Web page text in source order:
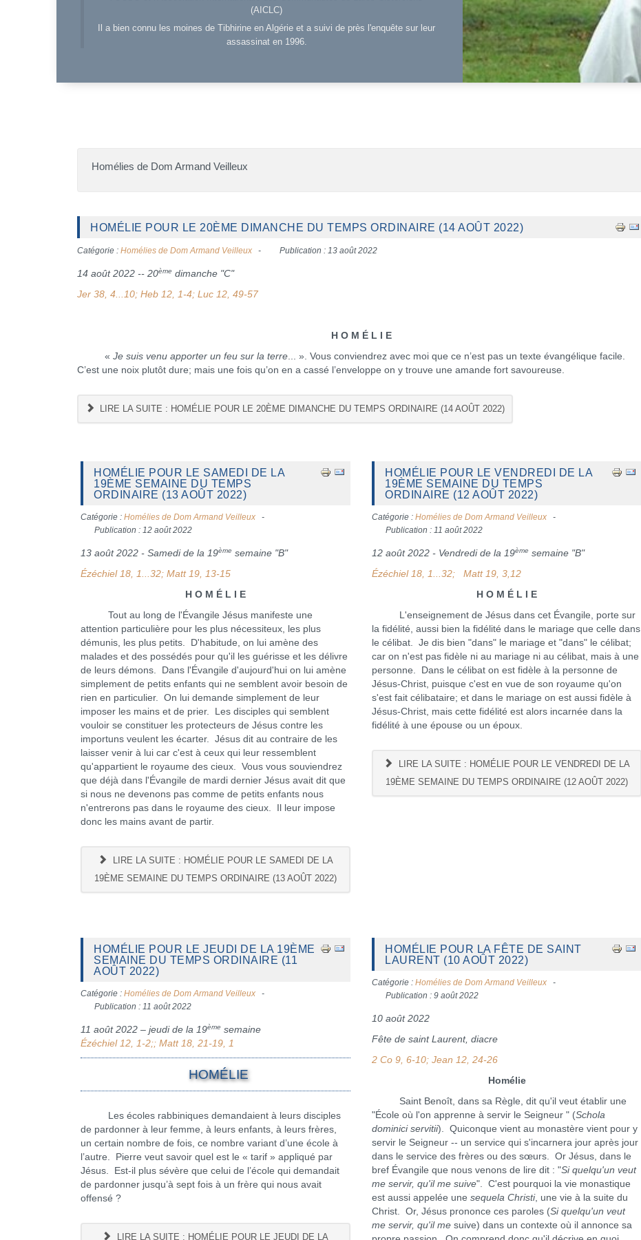
(AICLC)
Il a bien connu les moines de Tibhirine en Algérie et a suivi de près l'enquête sur leur
assassinat en 1996.
Homélies de Dom Armand Veilleux
HOMÉLIE POUR LE 20ÈME DIMANCHE DU TEMPS ORDINAIRE (14 AOÛT 2022)
Catégorie : Homélies de Dom Armand Veilleux Publication : 13 août 2022
14 août 2022 -- 20ème dimanche "C"
Jer 38, 4...10; Heb 12, 1-4; Luc 12, 49-57
H O M É L I E
« Je suis venu apporter un feu sur la terre... ». Vous conviendrez avec moi que ce n’est pas un texte évangélique facile.
C’est une noix plutôt dure; mais une fois qu’on en a cassé l’enveloppe on y trouve une amande fort savoureuse.
LIRE LA SUITE : HOMÉLIE POUR LE 20ÈME DIMANCHE DU TEMPS ORDINAIRE (14 AOÛT 2022)
HOMÉLIE POUR LE SAMEDI DE LA
19ÈME SEMAINE DU TEMPS
ORDINAIRE (13 AOÛT 2022)
Catégorie : Homélies de Dom Armand Veilleux
Publication : 12 août 2022
13 août 2022 - Samedi de la 19ème semaine "B"
Ézéchiel 18, 1...32; Matt 19, 13-15
H O M É L I E
Tout au long de l'Évangile Jésus manifeste une
attention particulière pour les plus nécessiteux, les plus
démunis, les plus petits. D'habitude, on lui amène des
malades et des possédés pour qu'il les guérisse et les délivre
de leurs démons. Dans l'Évangile d'aujourd'hui on lui amène
simplement de petits enfants qui ne semblent avoir besoin de
rien en particulier. On lui demande simplement de leur
imposer les mains et de prier. Les disciples qui semblent
vouloir se constituer les protecteurs de Jésus contre les
importuns veulent les écarter. Jésus dit au contraire de les
laisser venir à lui car c'est à ceux qui leur ressemblent
qu'appartient le royaume des cieux. Vous vous souviendrez
que déjà dans l'Évangile de mardi dernier Jésus avait dit que
si nous ne devenons pas comme de petits enfants nous
n'entrerons pas dans le royaume des cieux. Il leur impose
donc les mains avant de partir.
LIRE LA SUITE : HOMÉLIE POUR LE SAMEDI DE LA
19ÈME SEMAINE DU TEMPS ORDINAIRE (13 AOÛT 2022)
HOMÉLIE POUR LE VENDREDI DE LA
19ÈME SEMAINE DU TEMPS
ORDINAIRE (12 AOÛT 2022)
Catégorie :Homélies de Dom Armand Veilleux
Publication : 11 août 2022
12 août 2022 - Vendredi de la 19ème semaine "B"
Ézéchiel 18, 1...32; Matt 19, 3,12
H O M É L I E
L'enseignement de Jésus dans cet Évangile, porte sur
la fidélité, aussi bien la fidélité dans le mariage que celle dans
le célibat. Je dis bien "dans" le mariage et "dans" le célibat;
car on n'est pas fidèle ni au mariage ni au célibat, mais à une
personne. Dans le célibat on est fidèle à la personne de
Jésus-Christ, puisque c'est en vue de son royaume qu'on
s'est fait célibataire; et dans le mariage on est aussi fidèle à
Jésus-Christ, mais cette fidélité est alors incarnée dans la
fidélité à une épouse ou un époux.
LIRE LA SUITE : HOMÉLIE POUR LE VENDREDI DE LA
19ÈME SEMAINE DU TEMPS ORDINAIRE (12 AOÛT 2022)
HOMÉLIE POUR LE JEUDI DE LA 19ÈME
SEMAINE DU TEMPS ORDINAIRE (11
AOÛT 2022)
Catégorie : Homélies de Dom Armand Veilleux
Publication : 11 août 2022
11 août 2022 – jeudi de la 19ème semaine
Ézéchiel 12, 1-2;; Matt 18, 21-19, 1
HOMÉLIE
Les écoles rabbiniques demandaient à leurs disciples
de pardonner à leur femme, à leurs enfants, à leurs frères,
un certain nombre de fois, ce nombre variant d’une école à
l’autre. Pierre veut savoir quel est le « tarif » appliqué par
Jésus. Est-il plus sévère que celui de l’école qui demandait
de pardonner jusqu’à sept fois à un frère qui nous avait
offensé ?
LIRE LA SUITE : HOMÉLIE POUR LE JEUDI DE LA
HOMÉLIE POUR LA FÊTE DE SAINT
LAURENT (10 AOÛT 2022)
Catégorie :Homélies de Dom Armand Veilleux
Publication : 9 août 2022
10 août 2022
Fête de saint Laurent, diacre
2 Co 9, 6-10; Jean 12, 24-26
Homélie
Saint Benoît, dans sa Règle, dit qu'il veut établir une
"École où l'on apprenne à servir le Seigneur " (Schola
dominici servitii). Quiconque vient au monastère vient pour y
servir le Seigneur -- un service qui s'incarnera jour après jour
dans le service des frères ou des sœurs. Or Jésus, dans le
bref Évangile que nous venons de lire dit : "Si quelqu'un veut
me servir, qu'il me suive". C'est pourquoi la vie monastique
est aussi appelée unesequela Christi, une vie à la suite du
Christ. Or, Jésus prononce ces paroles (Si quelqu'un veut
me servir, qu'il mesuive) dans un contexte où il annonce sa